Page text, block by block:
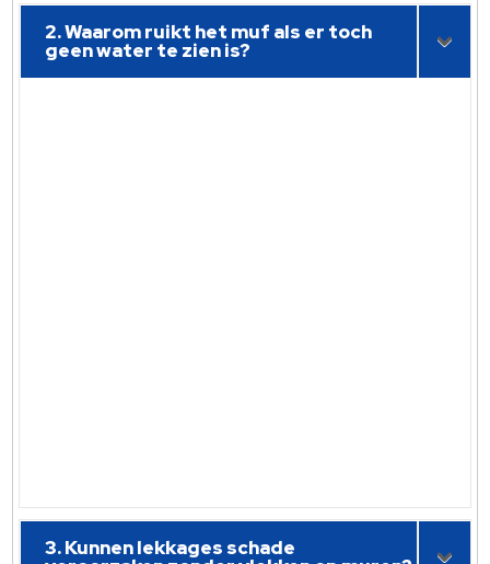
2. Waarom ruikt het muf als er toch
geen water te zien is?
3. Kunnen lekkages schade